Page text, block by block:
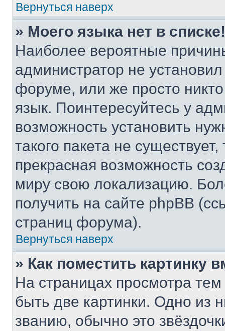
Вернуться наверх
» Моего языка нет в списке!
Наиболее вероятные
администратор не
форуме, или же просто
язык. Поинтересуйтесь у
возможность установить
такого пакета не
прекрасная возможность
миру свою локализацию.
получить на сайте phpBB
страниц форума).
Вернуться наверх
» Как поместить картинку
На страницах просмотра
быть две картинки. Одно из
званию, обычно это